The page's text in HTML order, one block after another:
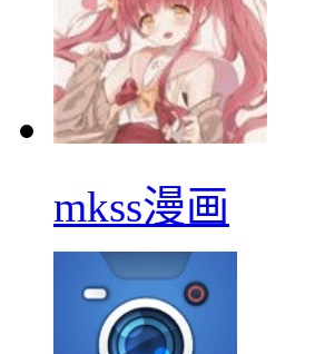
mkss漫画